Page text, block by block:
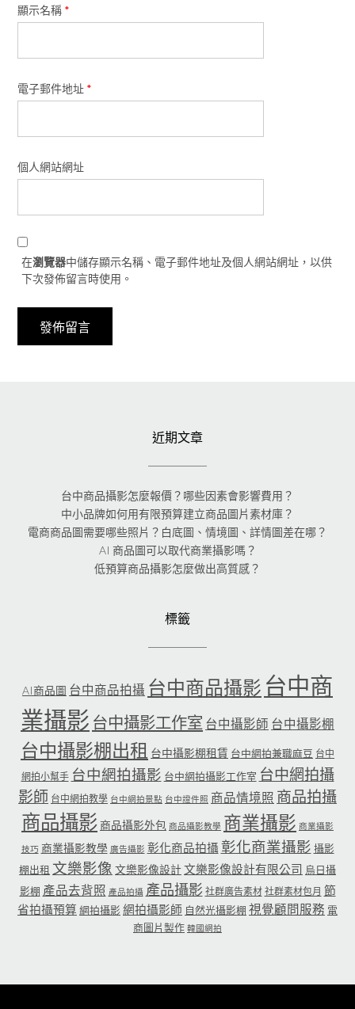
顯示名稱 *
電子郵件地址 *
個人網站網址
在瀏覽器中儲存顯示名稱、電子郵件地址及個人網站網址，以供
下次發佈留言時使用。
近期文章
台中商品攝影怎麼報價？哪些因素會影響費用？
中小品牌如何用有限預算建立商品圖片素材庫？
電商商品圖需要哪些照片？白底圖、情境圖、詳情圖差在哪？
AI 商品圖可以取代商業攝影嗎？
低預算商品攝影怎麼做出高質感？
標籤
AI商品圖 台中商品拍攝 台中商品攝影 台中商
業攝影 台中攝影工作室 台中攝影師 台中攝影棚
台中攝影棚出租 台中攝影棚租賃 台中網拍兼職麻豆 台中
網拍小幫手 台中網拍攝影 台中網拍攝影工作室 台中網拍攝
影師 台中網拍教學 台中網拍景點 台中證件照 商品情境照 商品拍攝
商品攝影商品攝影外包 商品攝影教學 商業攝影 商業攝影
技巧 商業攝影教學 廣告攝影 彰化商品拍攝 彰化商業攝影 攝影
棚出租 文樂影像 文樂影像設計文樂影像設計有限公司 烏日攝
影棚 產品去背照 產品拍攝 產品攝影 社群廣告素材 社群素材包月 節
省拍攝預算 網拍攝影 網拍攝影師 自然光攝影棚 視覺顧問服務 電
商圖片製作 韓國網拍